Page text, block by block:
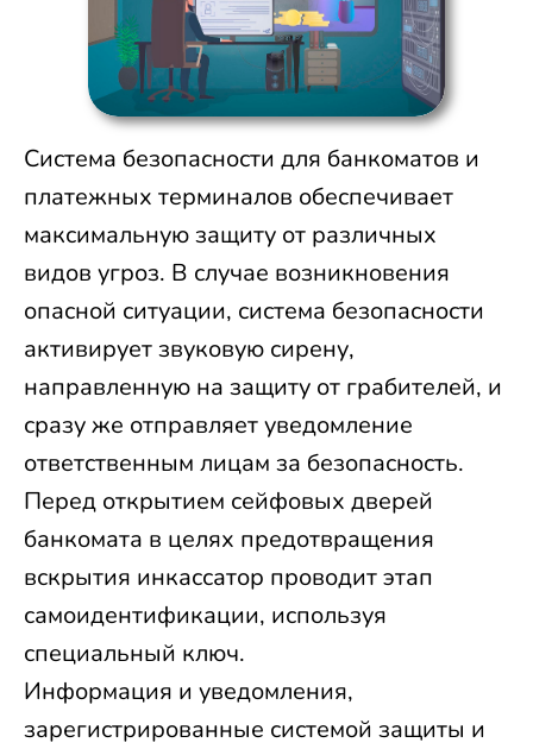
Система безопасности для банкоматов и
платежных терминалов обеспечивает
максимальную защиту от различных
видов угроз. В случае возникновения
опасной ситуации, система безопасности
активирует звуковую сирену,
направленную на защиту от грабителей, и
сразу же отправляет уведомление
ответственным лицам за безопасность.
Перед открытием сейфовых дверей
банкомата в целях предотвращения
вскрытия инкассатор проводит этап
самоидентификации, используя
специальный ключ.
Информация и уведомления,
зарегистрированные системой защиты и